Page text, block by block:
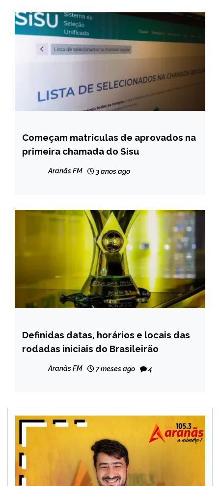
BRASIL
NOTÍCIAS
Começam matrículas de aprovados na
primeira chamada do Sisu
Aranãs FM 3 anos ago
ESPORTES
NOTÍCIAS
Definidas datas, horários e locais das
rodadas iniciais do Brasileirão
Aranãs FM 7 meses ago 4